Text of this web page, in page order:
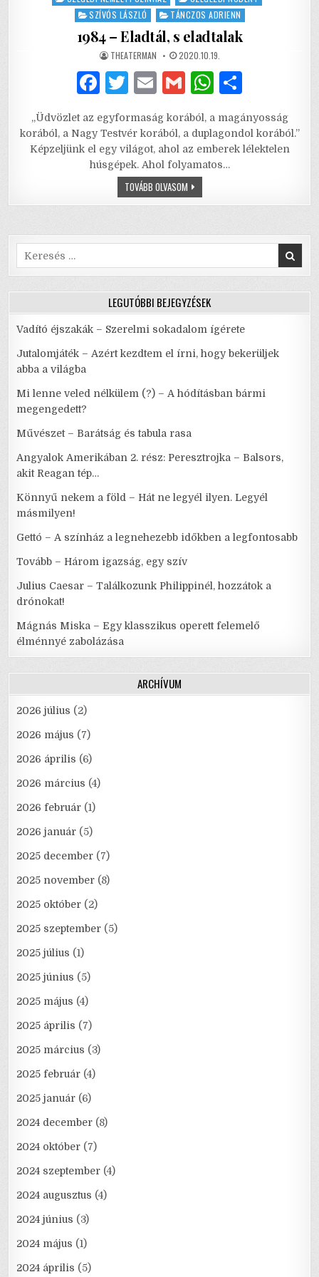
SZÍVÓS LÁSZLÓ
TÁNCZOS ADRIENN
1984 – Eladtál, s eladtalak
AUTHOR:
THEATERMAN PUBLISHED
2020.10.19.
F
c
e
b
k
T
it
te
r
E
ai
l
G
ai
l
W
at
s
A
ar
e
„Üdvözlet az egyformaság korából, a magányosság
korából, a Nagy Testvér korából, a duplagondol korából.”
Képzeljünk el egy világot, ahol az emberek lélektelen
húsgépek. Ahol folyamatos…
TOVÁBB OLVASOM1984
–
ELADTÁL,
Search
for:
LEGUTÓBBI BEJEGYZÉSEK
Vadító éjszakák – Szerelmi sokadalom ígérete
Jutalomjáték – Azért kezdtem el írni, hogy bekerüljek
abba a világba
Mi lenne veled nélkülem (?) – A hódításban bármi
megengedett?
Művészet – Barátság és tabula rasa
Angyalok Amerikában 2. rész: Peresztrojka – Balsors,
akit Reagan tép…
Könnyű nekem a föld – Hát ne legyél ilyen. Legyél
másmilyen!
Gettó – A színház a legnehezebb időkben a legfontosabb
Tovább – Három igazság, egy szív
Julius Caesar – Találkozunk Philippinél, hozzátok a
drónokat!
Mágnás Miska – Egy klasszikus operett felemelő
élménnyé zabolázása
ARCHÍVUM
2026 július (2)
2026 május (7)
2026 április (6)
2026 március (4)
2026 február (1)
2026 január (5)
2025 december (7)
2025 november (8)
2025 október (2)
2025 szeptember (5)
2025 július (1)
2025 június (5)
2025 május (4)
2025 április (7)
2025 március (3)
2025 február (4)
2025 január (6)
2024 december (8)
2024 október (7)
2024 szeptember (4)
2024 augusztus (4)
2024 június (3)
2024 május (1)
2024 április (5)